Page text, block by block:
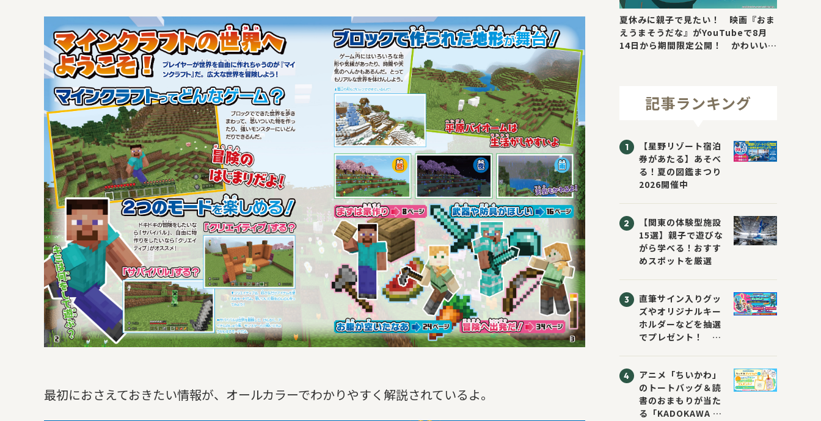
最初におさえておきたい情報が、オールカラーでわかりやすく解説されているよ。
夏休みに親子で見たい！ 映画『おま
えうまそうだな』がYouTubeで8月
14日から期間限定公開！ かわいい＆
記事ランキング
【星野リゾート宿泊
券があたる】あそべ
る！夏の図鑑まつり
2026開催中
【関東の体験型施設
15選】親子で遊びな
がら学べる！おすす
めスポットを厳選
直筆サイン入りグッ
ズやオリジナルキー
ホルダーなどを抽選
でプレゼント！
ジブックフェア2026
～すまない先生と読
書にチャレンジ！
～」が開催！
アニメ「ちいかわ」
のトートバッグ＆読
書のおまもりが当た
る「KADOKAWA ち